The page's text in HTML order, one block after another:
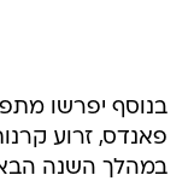
בנוסף יפרשו
פאנדס, זרוע
במהלך השנה